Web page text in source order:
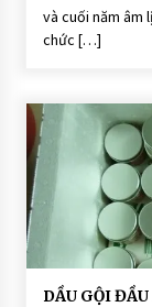
n
g
T
ó
O
Ạ
G
và cuối năm âm
chức […]
D
DẦU GỘI